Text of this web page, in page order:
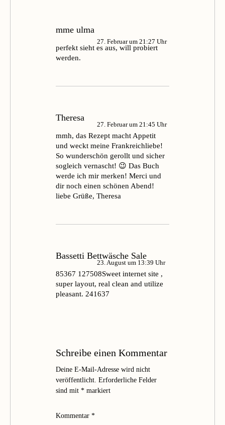
mme ulma
27. Februar um 21:27 Uhr
perfekt sieht es aus, will probiert
werden.
Theresa
27. Februar um 21:45 Uhr
mmh, das Rezept macht Appetit
und weckt meine Frankreichliebe!
So wunderschön gerollt und sicher
sogleich vernascht! 😉 Das Buch
werde ich mir merken! Merci und
dir noch einen schönen Abend!
liebe Grüße, Theresa
Bassetti Bettwäsche Sale
23. August um 13:39 Uhr
85367 127508Sweet internet site ,
super layout, real clean and utilize
pleasant. 241637
Schreibe einen Kommentar
Deine E-Mail-Adresse wird nicht
veröffentlicht. Erforderliche Felder
sind mit * markiert
Kommentar *